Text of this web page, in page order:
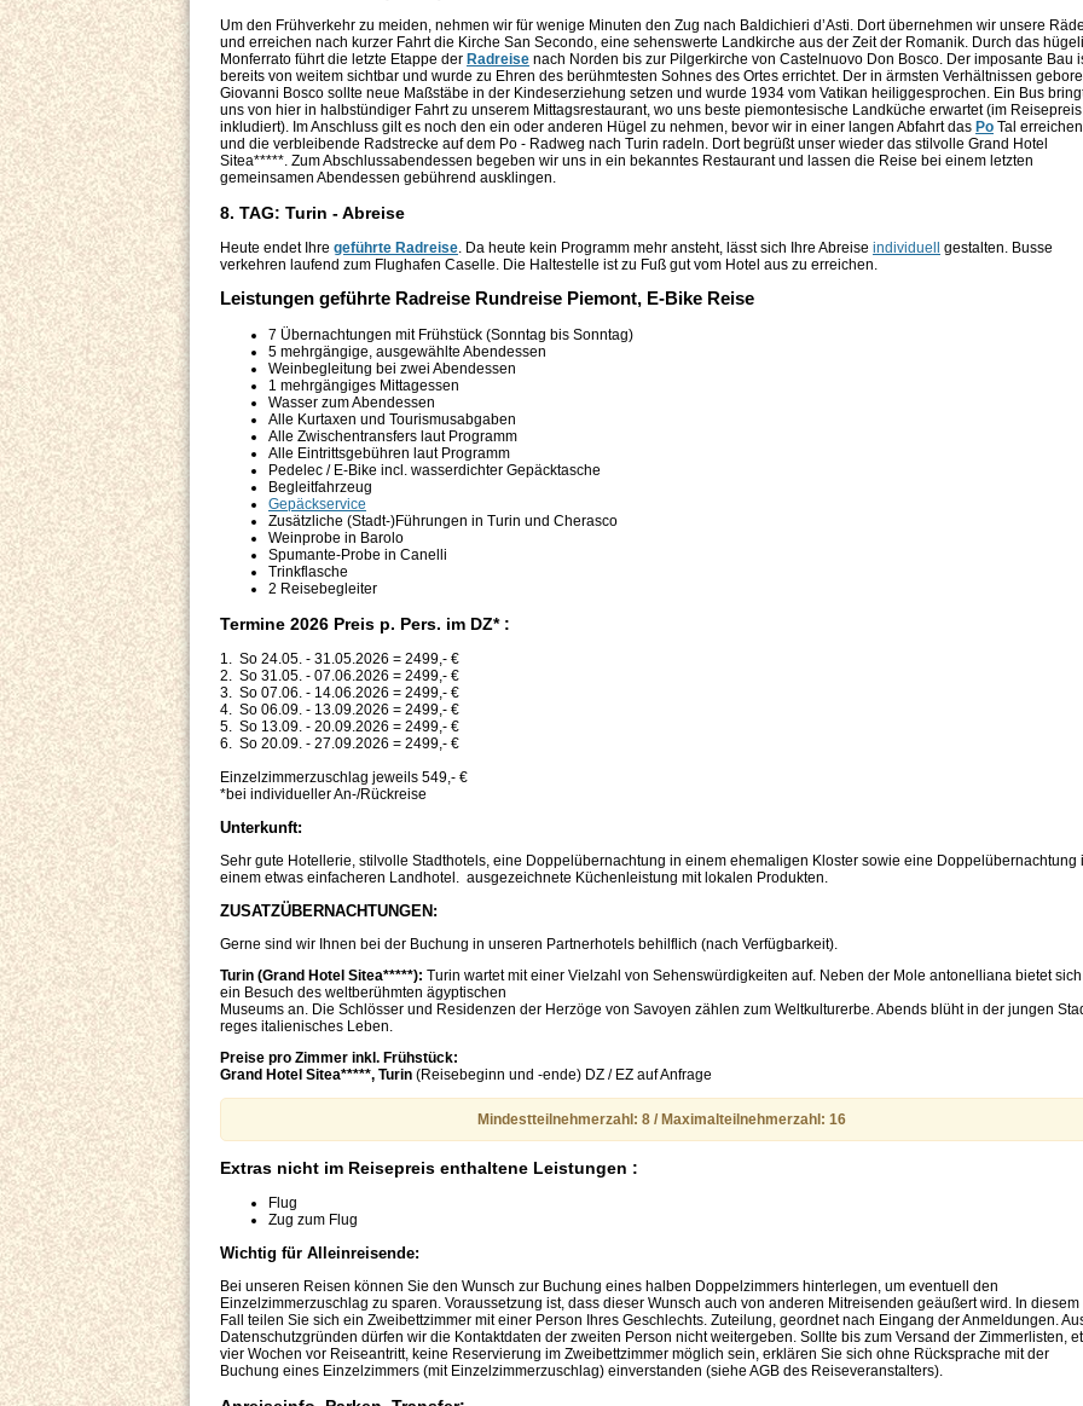
Um den Frühverkehr zu meiden, nehmen wir für wenige Minuten den Zug nach Baldichieri d’Asti. Dort übernehmen wir unsere
und erreichen nach kurzer Fahrt die Kirche San Secondo, eine sehenswerte Landkirche aus der Zeit der Romanik. Durch das
Monferrato führt die letzte Etappe der Radreise nach Norden bis zur Pilgerkirche von Castelnuovo Don Bosco. Der imposante Bau
bereits von weitem sichtbar und wurde zu Ehren des berühmtesten Sohnes des Ortes errichtet. Der in ärmsten Verhältnissen
Giovanni Bosco sollte neue Maßstäbe in der Kindeserziehung setzen und wurde 1934 vom Vatikan heiliggesprochen. Ein Bus
uns von hier in halbstündiger Fahrt zu unserem Mittagsrestaurant, wo uns beste piemontesische Landküche erwartet (im Reisepreis
inkludiert). Im Anschluss gilt es noch den ein oder anderen Hügel zu nehmen, bevor wir in einer langen Abfahrt das Po Tal erreichen
und die verbleibende Radstrecke auf dem Po - Radweg nach Turin radeln. Dort begrüßt unser wieder das stilvolle Grand Hotel
Sitea*****. Zum Abschlussabendessen begeben wir uns in ein bekanntes Restaurant und lassen die Reise bei einem letzten
gemeinsamen Abendessen gebührend ausklingen.
8. TAG: Turin - Abreise
Heute endet Ihre geführte Radreise. Da heute kein Programm mehr ansteht, lässt sich Ihre Abreise individuell
gestalten. Busse
verkehren laufend zum Flughafen Caselle. Die Haltestelle ist zu Fuß gut vom Hotel aus zu erreichen.
Leistungen geführte Radreise Rundreise Piemont, E-Bike Reise
7 Übernachtungen mit Frühstück (Sonntag bis Sonntag)
5 mehrgängige, ausgewählte Abendessen
Weinbegleitung bei zwei Abendessen
1 mehrgängiges Mittagessen
Wasser zum Abendessen
Alle Kurtaxen und Tourismusabgaben
Alle Zwischentransfers laut Programm
Alle Eintrittsgebühren laut Programm
Pedelec / E-Bike incl. wasserdichter Gepäcktasche
Begleitfahrzeug
Gepäckservice
Zusätzliche (Stadt-)Führungen in Turin und Cherasco
Weinprobe in Barolo
Spumante-Probe in Canelli
Trinkflasche
2 Reisebegleiter
Termine 2026 Preis p. Pers. im DZ* :
1. So 24.05. - 31.05.2026 = 2499,- €
2. So 31.05. - 07.06.2026 = 2499,- €
3. So 07.06. - 14.06.2026 = 2499,- €
4. So 06.09. - 13.09.2026 = 2499,- €
5. So 13.09. - 20.09.2026 = 2499,- €
6. So 20.09. - 27.09.2026 = 2499,- €
Einzelzimmerzuschlag jeweils 549,- €
*bei individueller An-/Rückreise
Unterkunft:
Sehr gute Hotellerie, stilvolle Stadthotels, eine Doppelübernachtung in einem ehemaligen Kloster sowie eine Doppelübernachtung
einem etwas einfacheren Landhotel. ausgezeichnete Küchenleistung mit lokalen Produkten.
ZUSATZÜBERNACHTUNGEN:
Gerne sind wir Ihnen bei der Buchung in unseren Partnerhotels behilflich (nach Verfügbarkeit).
Turin (Grand Hotel Sitea*****): Turin wartet mit einer Vielzahl von Sehenswürdigkeiten auf. Neben der Mole antonelliana bietet sich
ein Besuch des weltberühmten ägyptischen
Museums an. Die Schlösser und Residenzen der Herzöge von Savoyen zählen zum Weltkulturerbe. Abends blüht in der jungen
reges italienisches Leben.
Preise pro Zimmer inkl. Frühstück:
Grand Hotel Sitea*****, Turin (Reisebeginn und -ende) DZ / EZ auf Anfrage
Mindestteilnehmerzahl: 8 / Maximalteilnehmerzahl: 16
Extras nicht im Reisepreis enthaltene Leistungen :
Flug
Zug zum Flug
Wichtig für Alleinreisende:
Bei unseren Reisen können Sie den Wunsch zur Buchung eines halben Doppelzimmers hinterlegen, um eventuell den
Einzelzimmerzuschlag zu sparen. Voraussetzung ist, dass dieser Wunsch auch von anderen Mitreisenden geäußert wird. In diesem
Fall teilen Sie sich ein Zweibettzimmer mit einer Person Ihres Geschlechts. Zuteilung, geordnet nach Eingang der Anmeldungen.
Datenschutzgründen dürfen wir die Kontaktdaten der zweiten Person nicht weitergeben. Sollte bis zum Versand der Zimmerlisten,
vier Wochen vor Reiseantritt, keine Reservierung im Zweibettzimmer möglich sein, erklären Sie sich ohne Rücksprache mit der
Buchung eines Einzelzimmers (mit Einzelzimmerzuschlag) einverstanden (siehe AGB des Reiseveranstalters).